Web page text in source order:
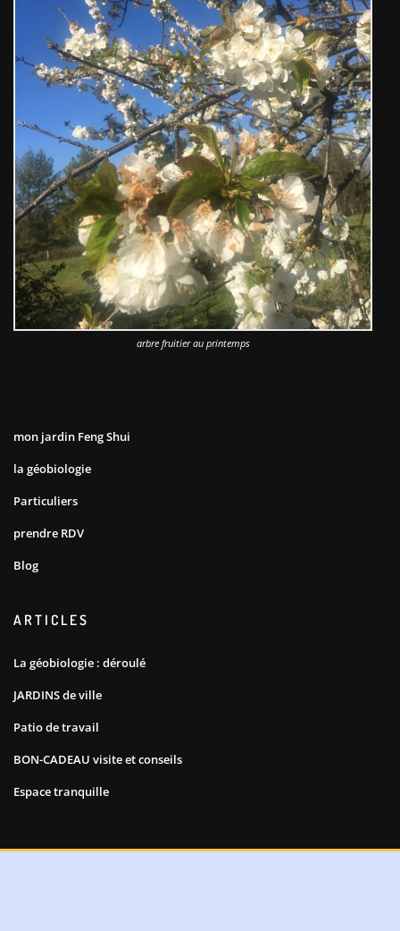
arbre fruitier au printemps
mon jardin Feng Shui
la géobiologie
Particuliers
prendre RDV
Blog
ARTICLES
La géobiologie : déroulé
JARDINS de ville
Patio de travail
BON-CADEAU visite et conseils
Espace tranquille